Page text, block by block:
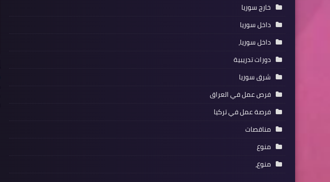
خارج سوريا
داخل سوريا
داخل سوريا،
دورات تدريبية
شرق سوريا
فرص عمل في العراق
فرصة عمل في تركيا
مناقصات
منوع
منوع،